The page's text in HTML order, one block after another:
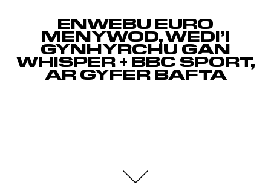
ENWEBU EURO
MENYWOD, WEDI’I
GYNHYRCHU GAN
WHISPER + BBC SPORT,
AR GYFER BAFTA